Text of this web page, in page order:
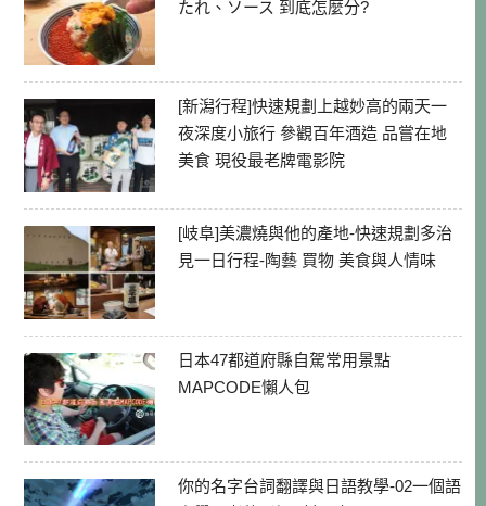
たれ、ソース 到底怎麼分?
[新潟行程]快速規劃上越妙高的兩天一
夜深度小旅行 參觀百年酒造 品嘗在地
美食 現役最老牌電影院
[岐阜]美濃燒與他的產地-快速規劃多治
見一日行程-陶藝 買物 美食與人情味
日本47都道府縣自駕常用景點
MAPCODE懶人包
你的名字台詞翻譯與日語教學-02一個語